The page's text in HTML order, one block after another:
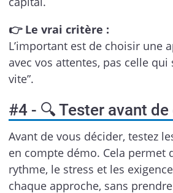
👉 Le vrai critère :
L’important est de choisir une
avec vos attentes, pas celle qui
vite”.
#4 - 🔍 Tester avant
Avant de vous décider, testez
en compte démo. Cela permet
rythme, le stress et les
chaque approche, sans